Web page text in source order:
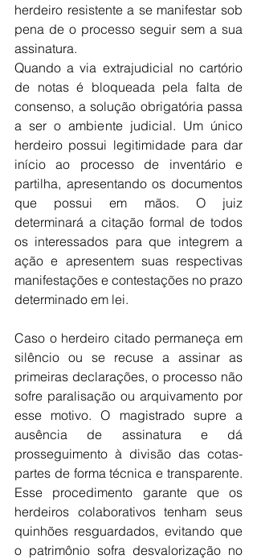
herdeiro resistente a se manifestar sob
pena de o processo seguir sem a sua
assinatura.
Quando a via extrajudicial no cartório
de notas é bloqueada pela falta de
consenso, a solução obrigatória passa
a ser o ambiente judicial. Um único
herdeiro possui legitimidade para dar
início ao processo de inventário e
partilha, apresentando os documentos
que possui em mãos. O juiz
determinará a citação formal de todos
os interessados para que integrem a
ação e apresentem suas respectivas
manifestações e contestações no prazo
determinado em lei.
Caso o herdeiro citado permaneça em
silêncio ou se recuse a assinar as
primeiras declarações, o processo não
sofre paralisação ou arquivamento por
esse motivo. O magistrado supre a
ausência de assinatura e dá
prosseguimento à divisão das cotas-
partes de forma técnica e transparente.
Esse procedimento garante que os
herdeiros colaborativos tenham seus
quinhões resguardados, evitando que
o patrimônio sofra desvalorização no